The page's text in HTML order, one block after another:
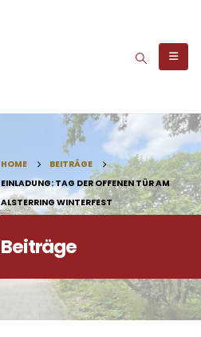
HOME
BEITRÄGE
EINLADUNG: TAG DER OFFENEN TÜR AM
ALSTERRING WINTERFEST
Beiträge